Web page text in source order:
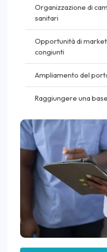
Organizzazione di
sanitari
Opportunità di
congiunti
Ampliamento del
Raggiungere una